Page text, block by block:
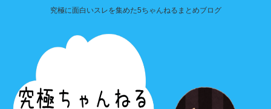
究極に面白いスレを集めた5ちゃんねるまとめブログ